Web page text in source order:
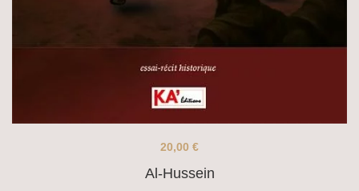
Al-Hussein
20,00 €